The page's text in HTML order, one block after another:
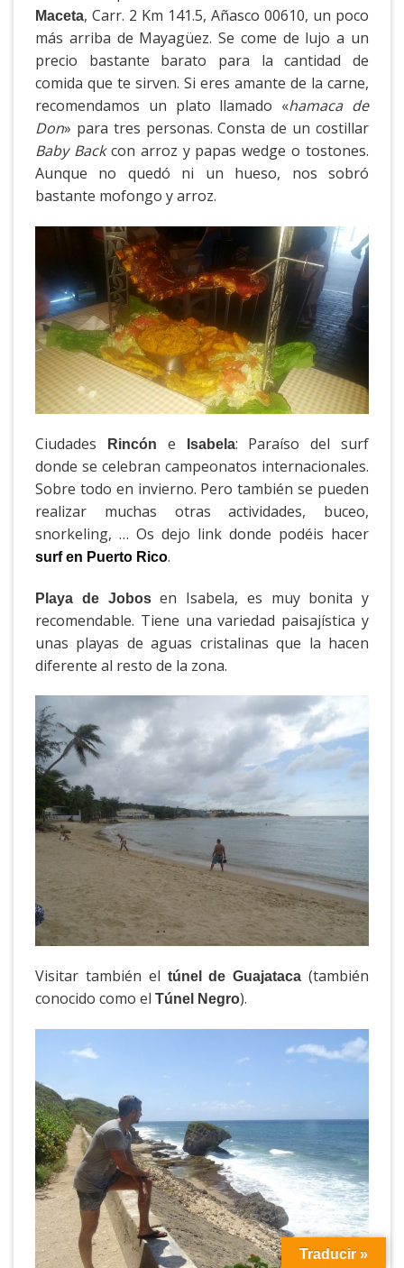
Maceta, Carr. 2 Km 141.5, Añasco 00610, un poco
más arriba de Mayagüez. Se come de lujo a un
precio bastante barato para la cantidad de
comida que te sirven. Si eres amante de la carne,
recomendamos un plato llamado «hamaca de
Don» para tres personas. Consta de un costillar
Baby Backcon arroz y papas wedge o tostones.
Aunque no quedó ni un hueso, nos sobró
bastante mofongo y arroz.
Ciudades Rincón e Isabela: Paraíso del surf
donde se celebran campeonatos internacionales.
Sobre todo en invierno. Pero también se pueden
realizar muchas otras actividades, buceo,
snorkeling, … Os dejo link donde podéis hacer
surf en Puerto Rico.
Playa de Jobosen Isabela, es muy bonita y
recomendable. Tiene una variedad paisajística y
unas playas de aguas cristalinas que la hacen
diferente al resto de la zona.
Visitar también el túnel de Guajataca (también
conocido como el Túnel Negro).
Traducir »